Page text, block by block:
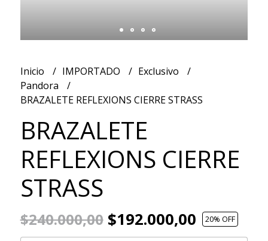
Inicio IMPORTADO
Exclusivo
Pandora
BRAZALETE REFLEXIONS CIERRE STRASS
BRAZALETE
REFLEXIONS CIERRE
STRASS
$240.000,00$192.000,00 20% OFF